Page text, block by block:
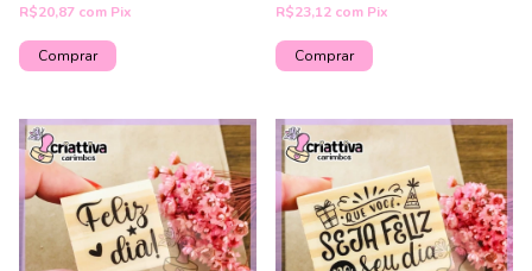
R$20,87 com Pix R$23,12 com Pix